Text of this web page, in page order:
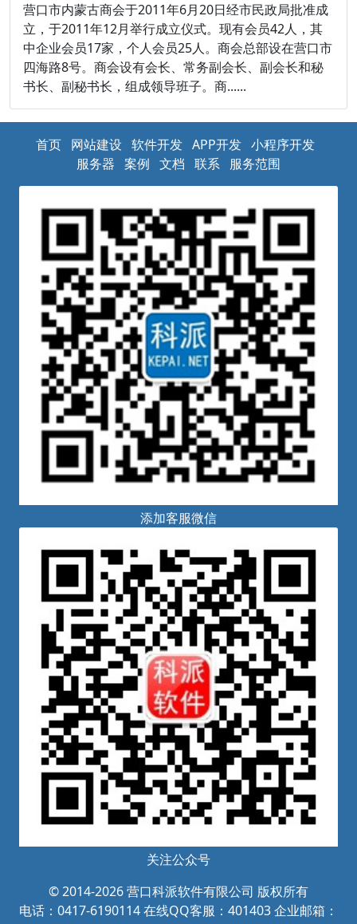
营口市内蒙古商会于2011年6月20日经市民政局批准成
立，于2011年12月举行成立仪式。现有会员42人，其
中企业会员17家，个人会员25人。商会总部设在营口市
四海路8号。商会设有会长、常务副会长、副会长和秘
书长、副秘书长，组成领导班子。商......
首页 网站建设 软件开发 APP开发 小程序开发
服务器 案例 文档 联系 服务范围
添加客服微信
关注公众号
© 2014-2026 营口科派软件有限公司 版权所有
电话：0417-6190114在线QQ客服：401403 企业邮箱：